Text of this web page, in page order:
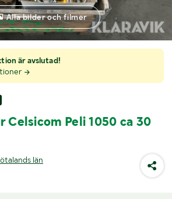
är avslutad!
Celsicom Peli 1050 ca 30
län
Alla bilder och filmer